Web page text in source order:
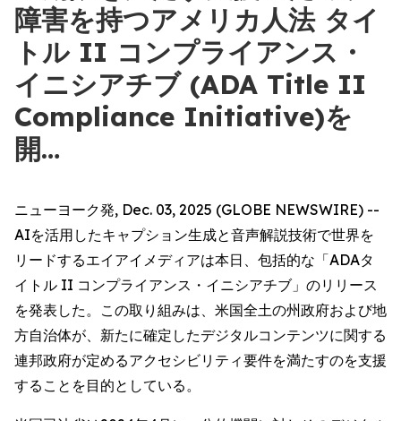
障害を持つアメリカ人法 タイ
トル II コンプライアンス・
イニシアチブ (ADA Title II
Compliance Initiative)を
開…
ニューヨーク発, Dec. 03, 2025 (GLOBE NEWSWIRE) --
AIを活用したキャプション生成と音声解説技術で世界を
リードするエイアイメディアは本日、包括的な「ADAタ
イトル II コンプライアンス・イニシアチブ」のリリース
を発表した。この取り組みは、米国全土の州政府および地
方自治体が、新たに確定したデジタルコンテンツに関する
連邦政府が定めるアクセシビリティ要件を満たすのを支援
することを目的としている。